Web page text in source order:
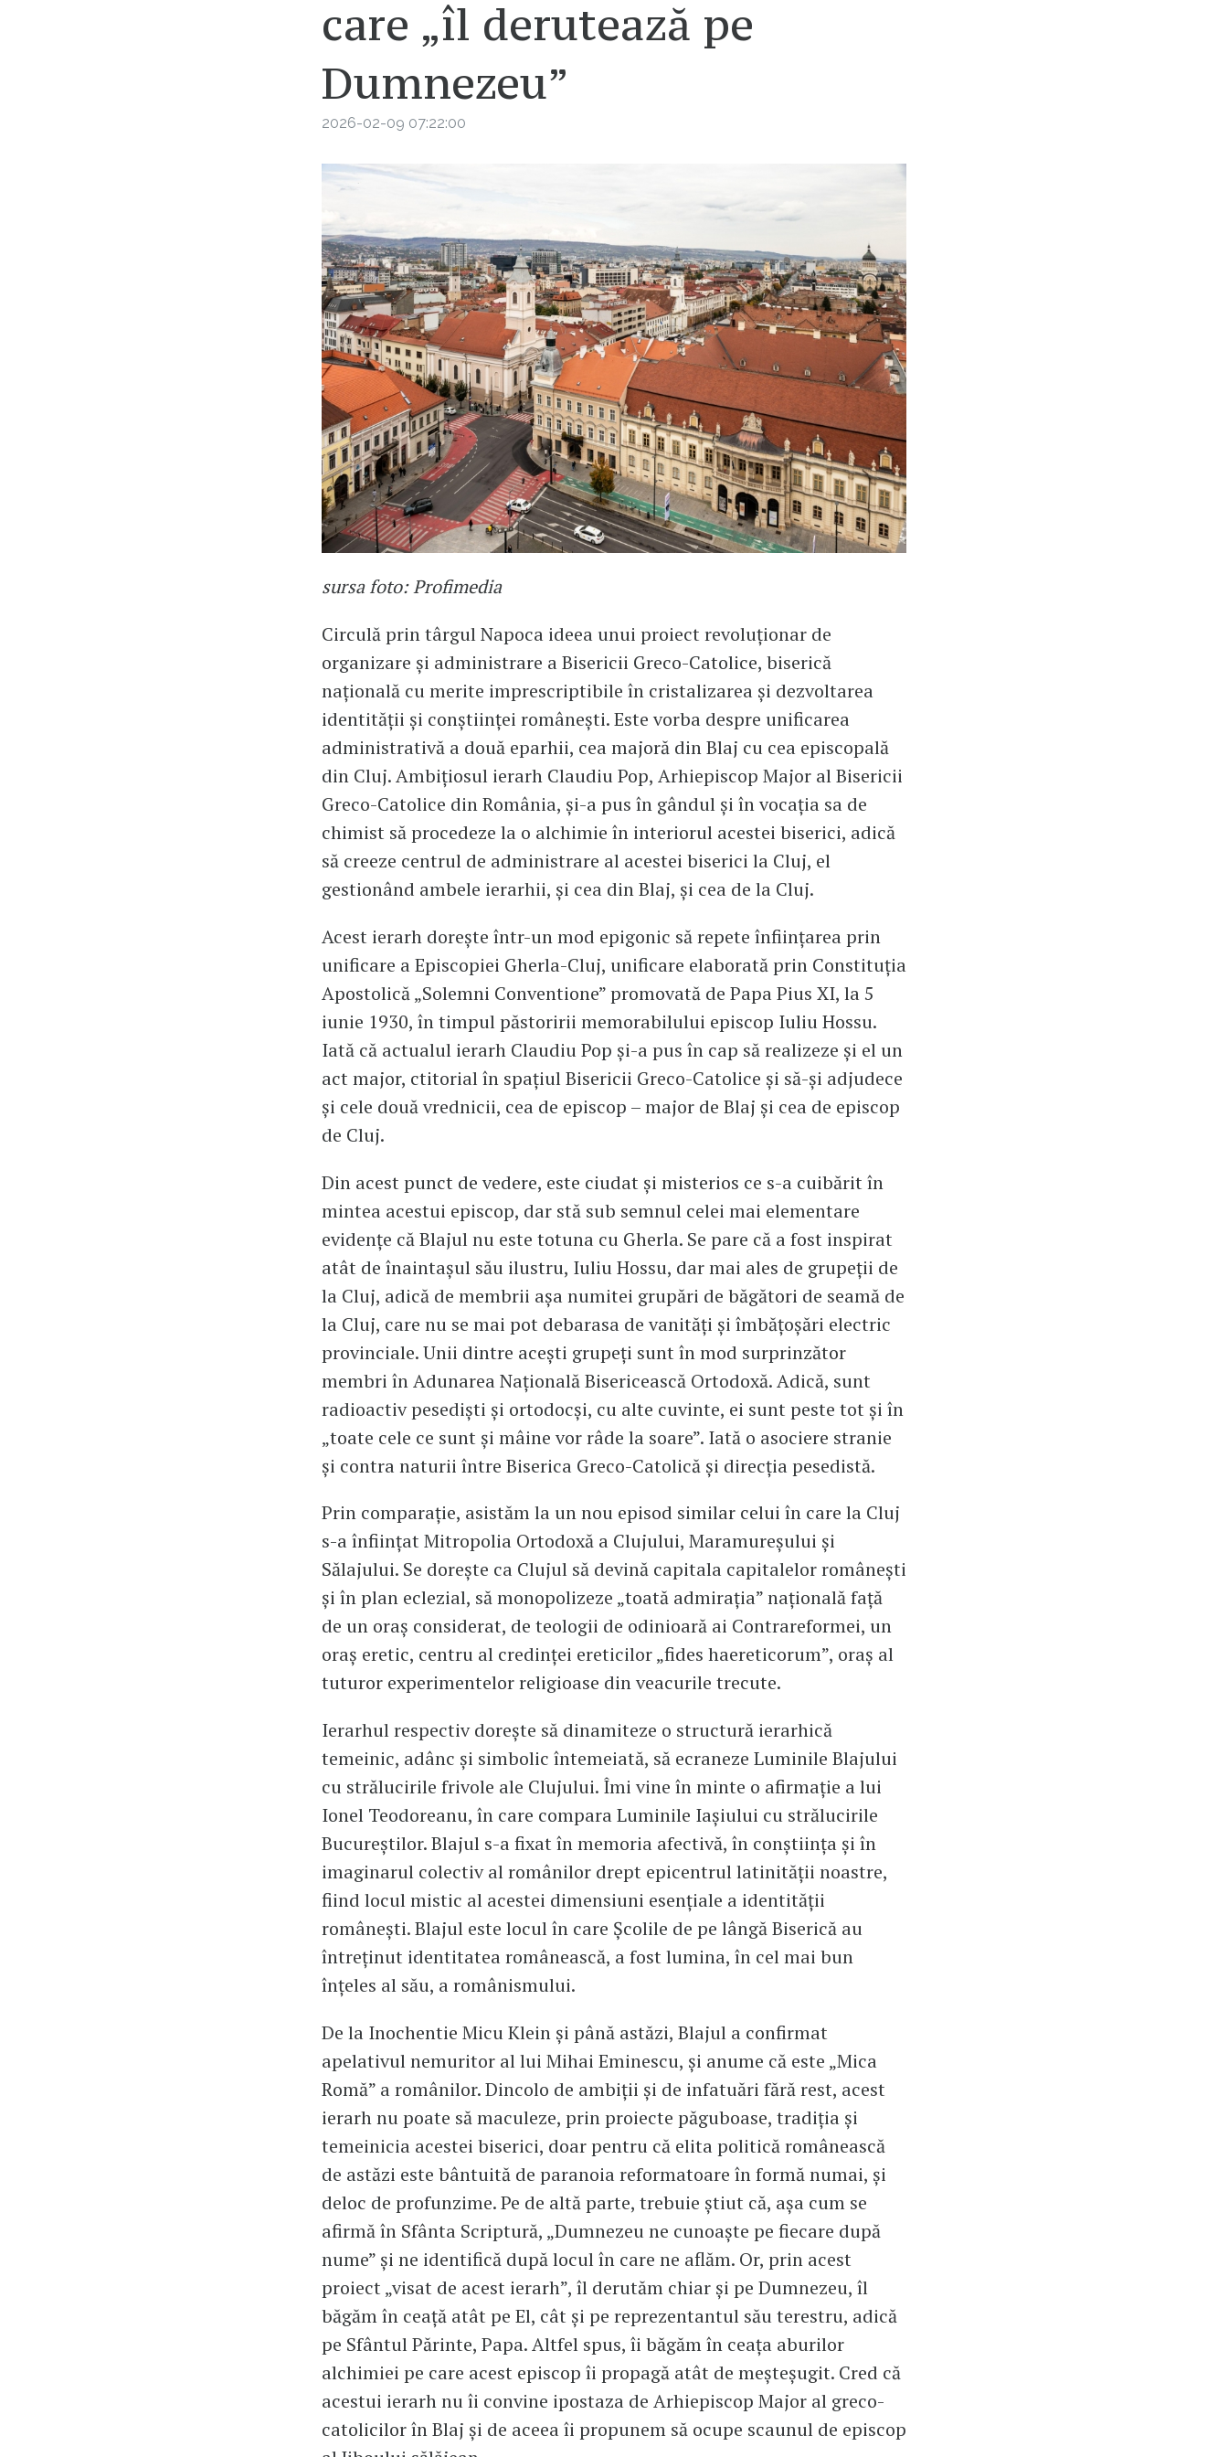
care „îl derutează pe
Dumnezeu”
2026-02-09 07:22:00
sursa foto: Profimedia
Circulă prin târgul Napoca ideea unui proiect revoluționar de
organizare și administrare a Bisericii Greco-Catolice, biserică
națională cu merite imprescriptibile în cristalizarea și dezvoltarea
identității și conștiinței românești. Este vorba despre unificarea
administrativă a două eparhii, cea majoră din Blaj cu cea episcopală
din Cluj. Ambițiosul ierarh Claudiu Pop, Arhiepiscop Major al Bisericii
Greco-Catolice din România, și-a pus în gândul și în vocația sa de
chimist să procedeze la o alchimie în interiorul acestei biserici, adică
să creeze centrul de administrare al acestei biserici la Cluj, el
gestionând ambele ierarhii, și cea din Blaj, și cea de la Cluj.
Acest ierarh dorește într-un mod epigonic să repete înființarea prin
unificare a Episcopiei Gherla-Cluj, unificare elaborată prin Constituția
Apostolică „Solemni Conventione” promovată de Papa Pius XI, la 5
iunie 1930, în timpul păstoririi memorabilului episcop Iuliu Hossu.
Iată că actualul ierarh Claudiu Pop și-a pus în cap să realizeze și el un
act major, ctitorial în spațiul Bisericii Greco-Catolice și să-și adjudece
și cele două vrednicii, cea de episcop – major de Blaj și cea de episcop
de Cluj.
Din acest punct de vedere, este ciudat și misterios ce s-a cuibărit în
mintea acestui episcop, dar stă sub semnul celei mai elementare
evidențe că Blajul nu este totuna cu Gherla. Se pare că a fost inspirat
atât de înaintașul său ilustru, Iuliu Hossu, dar mai ales de grupeții de
la Cluj, adică de membrii așa numitei grupări de băgători de seamă de
la Cluj, care nu se mai pot debarasa de vanități și îmbățoșări electric
provinciale. Unii dintre acești grupeți sunt în mod surprinzător
membri în Adunarea Națională Bisericească Ortodoxă. Adică, sunt
radioactiv pesediști și ortodocși, cu alte cuvinte, ei sunt peste tot și în
„toate cele ce sunt și mâine vor râde la soare”. Iată o asociere stranie
și contra naturii între Biserica Greco-Catolică și direcția pesedistă.
Prin comparație, asistăm la un nou episod similar celui în care la Cluj
s-a înființat Mitropolia Ortodoxă a Clujului, Maramureșului și
Sălajului. Se dorește ca Clujul să devină capitala capitalelor românești
și în plan eclezial, să monopolizeze „toată admirația” națională față
de un oraș considerat, de teologii de odinioară ai Contrareformei, un
oraș eretic, centru al credinței ereticilor „fides haereticorum”, oraș al
tuturor experimentelor religioase din veacurile trecute.
Ierarhul respectiv dorește să dinamiteze o structură ierarhică
temeinic, adânc și simbolic întemeiată, să ecraneze Luminile Blajului
cu strălucirile frivole ale Clujului. Îmi vine în minte o afirmație a lui
Ionel Teodoreanu, în care compara Luminile Iașiului cu strălucirile
Bucureștilor. Blajul s-a fixat în memoria afectivă, în conștiința și în
imaginarul colectiv al românilor drept epicentrul latinității noastre,
fiind locul mistic al acestei dimensiuni esențiale a identității
românești. Blajul este locul în care Școlile de pe lângă Biserică au
întreținut identitatea românească, a fost lumina, în cel mai bun
înțeles al său, a românismului.
De la Inochentie Micu Klein și până astăzi, Blajul a confirmat
apelativul nemuritor al lui Mihai Eminescu, și anume că este „Mica
Romă” a românilor. Dincolo de ambiții și de infatuări fără rest, acest
ierarh nu poate să maculeze, prin proiecte păguboase, tradiția și
temeinicia acestei biserici, doar pentru că elita politică românească
de astăzi este bântuită de paranoia reformatoare în formă numai, și
deloc de profunzime. Pe de altă parte, trebuie știut că, așa cum se
afirmă în Sfânta Scriptură, „Dumnezeu ne cunoaște pe fiecare după
nume” și ne identifică după locul în care ne aflăm. Or, prin acest
proiect „visat de acest ierarh”, îl derutăm chiar și pe Dumnezeu, îl
băgăm în ceață atât pe El, cât și pe reprezentantul său terestru, adică
pe Sfântul Părinte, Papa. Altfel spus, îi băgăm în ceața aburilor
alchimiei pe care acest episcop îi propagă atât de meșteșugit. Cred că
acestui ierarh nu îi convine ipostaza de Arhiepiscop Major al greco-
catolicilor în Blaj și de aceea îi propunem să ocupe scaunul de episcop